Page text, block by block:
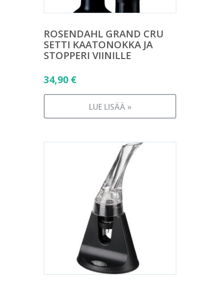
ROSENDAHL GRAND CRU
SETTI KAATONOKKA JA
STOPPERI VIINILLE
34,90 €
LUE LISÄÄ »